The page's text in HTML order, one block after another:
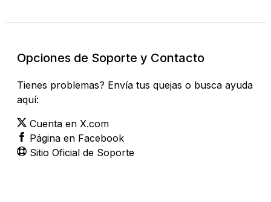
Opciones de Soporte y Contacto
Tienes problemas? Envía tus quejas o busca ayuda
aquí:
Cuenta en X.com
Página en Facebook
Sitio Oficial de Soporte